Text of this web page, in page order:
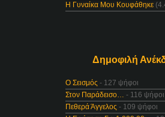
Η Γυναίκα Μου Κουφάθηκε
Δημοφιλή
Ο Σεισμός - 127 ψήφοι
Στον Παράδεισο… - 116 ψήφοι
Πεθερά Άγγελος - 109 ψήφοι